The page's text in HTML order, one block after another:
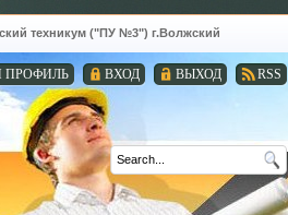
техникум ("ПУ №3") г.Волжский
RSS
ВЫХОД
ВХОД
ПРОФИЛЬ